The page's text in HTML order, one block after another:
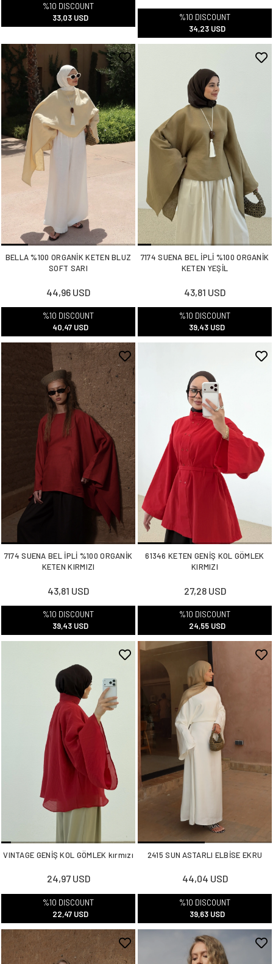
%10 DISCOUNT
33,03 USD
%10 DISCOUNT
34,23 USD
BELLA %100 ORGANİK KETEN BLUZ
SOFT SARI
44,96 USD
%10 DISCOUNT
40,47 USD
7174 SUENA BEL İPLİ %100 ORGANİK
KETEN YEŞİL
43,81 USD
%10 DISCOUNT
39,43 USD
7174 SUENA BEL İPLİ %100 ORGANİK
KETEN KIRMIZI
43,81 USD
%10 DISCOUNT
39,43 USD
61346 KETEN GENİŞ KOL GÖMLEK
KIRMIZI
27,28 USD
%10 DISCOUNT
24,55 USD
VINTAGE GENİŞ KOL GÖMLEK kırmızı
24,97 USD
%10 DISCOUNT
22,47 USD
2415 SUN ASTARLI ELBİSE EKRU
44,04 USD
%10 DISCOUNT
39,63 USD